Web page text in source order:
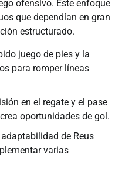
ofensivo. Este enfoque
que dependían en gran
estructurado.
juego de pies y la
para romper líneas
en el regate y el pase
oportunidades de gol.
adaptabilidad de Reus
varias